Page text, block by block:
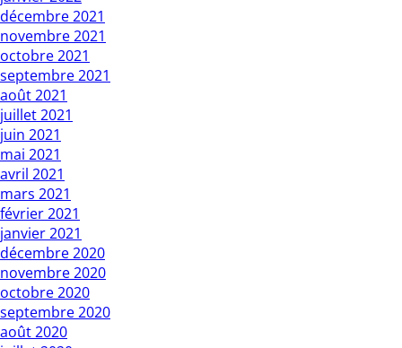
décembre 2021
novembre 2021
octobre 2021
septembre 2021
août 2021
juillet 2021
juin 2021
mai 2021
avril 2021
mars 2021
février 2021
janvier 2021
décembre 2020
novembre 2020
octobre 2020
septembre 2020
août 2020